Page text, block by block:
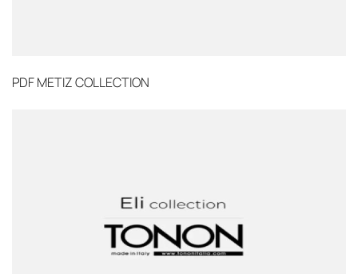
PDFMETIZ COLLECTION